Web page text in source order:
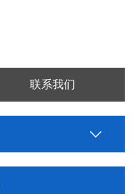
联系我们